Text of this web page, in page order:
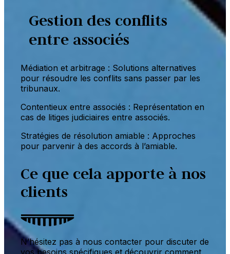
Gestion des conflits
entre associés
Médiation et arbitrage : Solutions alternatives
pour résoudre les conflits sans passer par les
tribunaux.
Contentieux entre associés : Représentation en
cas de litiges judiciaires entre associés.
Stratégies de résolution amiable : Approches
pour parvenir à des accords à l’amiable.
Ce que cela apporte à nos
clients
N’hésitez pas à nous contacter pour discuter de
vos besoins spécifiques et découvrir comment